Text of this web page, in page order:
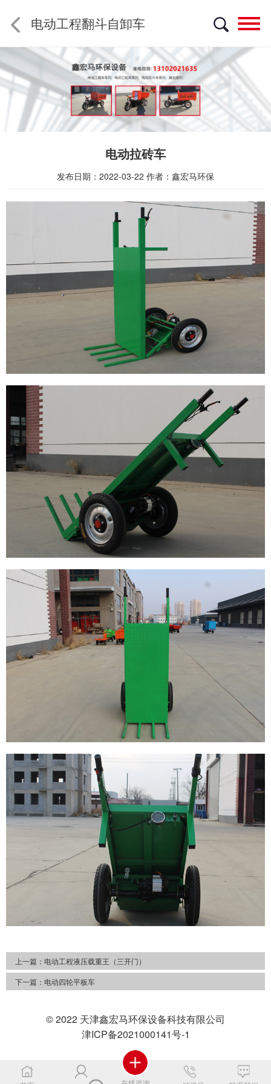
电动工程翻斗自卸车
电动拉砖车
发布日期：2022-03-22 作者：鑫宏马环保
上一篇： 电动工程液压载重王（三开门）
下一篇： 电动四轮平板车
© 2022 天津鑫宏马环保设备科技有限公司
津ICP备2021000141号-1